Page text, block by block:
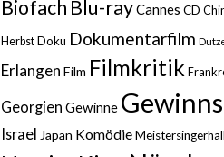
Biofach Blu-rayCannes CD
HerbstDoku Dokumentarfilm
Erlangen Film Filmkritik
Georgien Gewinne
Israel Japan Komödie